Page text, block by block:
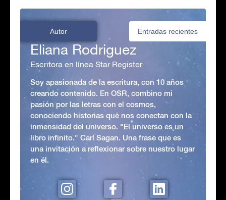
Autor Entradas recientes
Eliana Rodriguez
Escritora en línea Star Register
Soy apasionada de la escritura, con 10 años
creando contenido. En OSR, combino mi
pasión por las letras con el cosmos,
conociendo historias que nos conectan con la
inmensidad del universo. "El universo es un
libro infinito." Carl Sagan. Una frase que es
una invitación a reflexionar sobre nuestro lugar
en él.